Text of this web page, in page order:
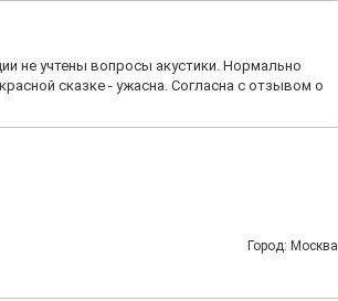
не учтены вопросы акустики. Нормально
сказке - ужасна. Согласна с отзывом о
Город: Москва